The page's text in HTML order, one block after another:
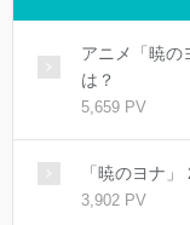
アニメ「暁の
は？
5,659 PV
「暁のヨナ
3,902 PV